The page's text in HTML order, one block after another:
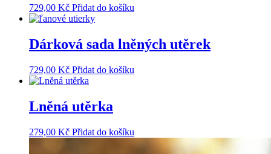
729,00 Kč Přidat do košíku
Dárková sada lněných utěrek
729,00 Kč Přidat do košíku
Lněná utěrka
279,00 Kč Přidat do košíku